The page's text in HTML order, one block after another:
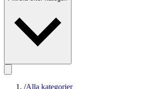
/Alla kategorier